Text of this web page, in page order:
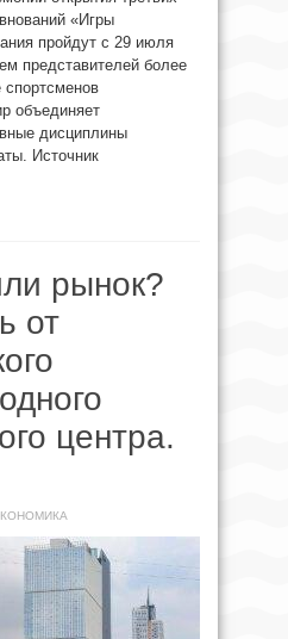
«Игры
пройдут с 29 июля
представителей более
спортсменов
объединяет
дисциплины
Источник
рынок?
от
центра.